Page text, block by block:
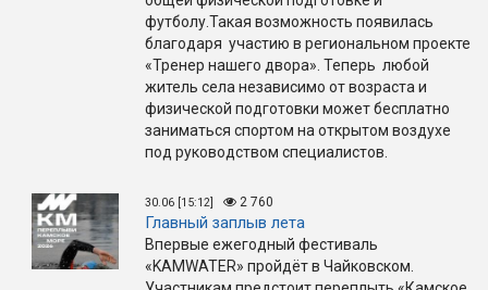
футболу.Такая возможность появилась
благодаря участию в региональном проекте
«Тренер нашего двора». Теперь любой
житель села независимо от возраста и
физической подготовки может бесплатно
заниматься спортом на открытом воздухе
под руководством специалистов.
30.06 [15:12] 2 760
Главный заплыв лета
Впервые ежегодный фестиваль
«KAMWATER» пройдёт в Чайковском.